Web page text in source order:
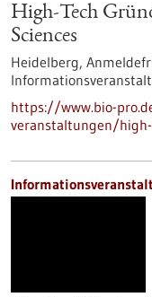
High-Tech
Sciences
Heidelberg,
https://www.bio-
veranstaltungen/